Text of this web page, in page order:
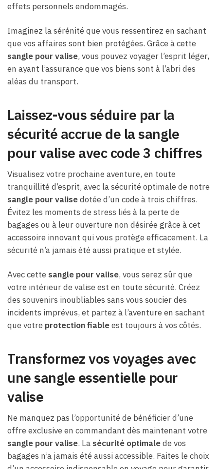
effets personnels endommagés.
Imaginez la sérénité que vous ressentirez en sachant
que vos affaires sont bien protégées. Grâce à cette
sangle pour valise, vous pouvez voyager l’esprit léger,
en ayant l’assurance que vos biens sont à l’abri des
aléas du transport.
Laissez-vous séduire par la
sécurité accrue de la sangle
pour valise avec code 3 chiffres
Visualisez votre prochaine aventure, en toute
tranquillité d’esprit, avec la sécurité optimale de notre
sangle pour valisedotée d’un code à trois chiffres.
Évitez les moments de stress liés à la perte de
bagages ou à leur ouverture non désirée grâce à cet
accessoire innovant qui vous protège efficacement. La
sécurité n’a jamais été aussi pratique et stylée.
Avec cette sangle pour valise, vous serez sûr que
votre intérieur de valise est en toute sécurité. Créez
des souvenirs inoubliables sans vous soucier des
incidents imprévus, et partez à l’aventure en sachant
que votre protection fiableest toujours à vos côtés.
Transformez vos voyages avec
une sangle essentielle pour
valise
Ne manquez pas l’opportunité de bénéficier d’une
offre exclusive en commandant dès maintenant votre
sangle pour valise. La sécurité optimalede vos
bagages n’a jamais été aussi accessible. Faites le choix